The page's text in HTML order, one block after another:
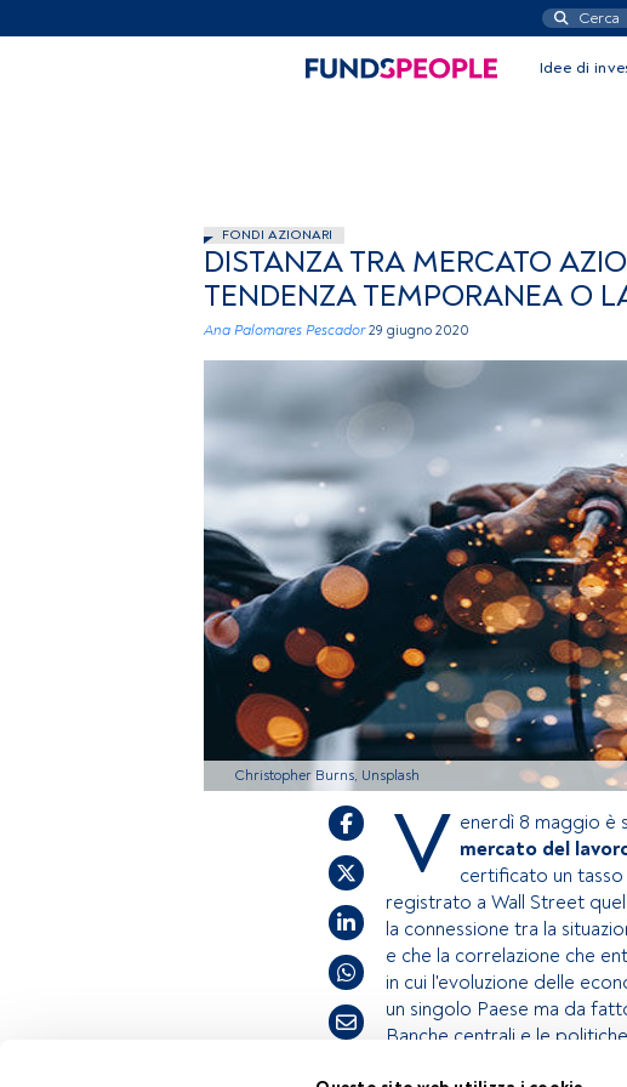
Idee di
FONDI AZIONARI
DISTANZA TRA MERCATO
TENDENZA TEMPORANEA O
Ana Palomares Pescador 29 giugno 2020
Christopher Burns, Unsplash
V enerdì 8 maggio è
mercato del
certificato un tasso
registrato a Wall Street
la connessione tra la
e che la correlazione che
in cui l'evoluzione delle
un singolo Paese ma da
Banche centrali e le